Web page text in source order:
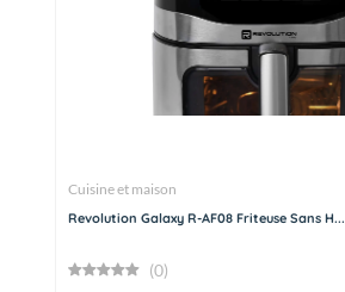
Cuisine et maison
Revolution Galaxy R-AF08 Friteuse Sans H...
(0)